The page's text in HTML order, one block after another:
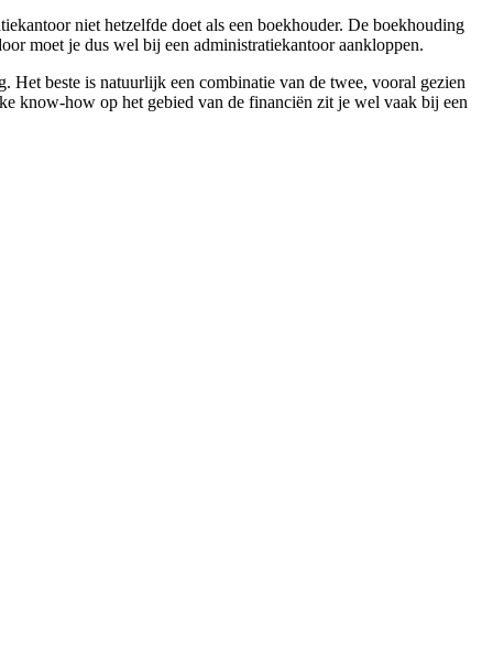
niet hetzelfde doet als een boekhouder. De boekhouding
moet je dus wel bij een administratiekantoor aankloppen.
Het beste is natuurlijk een combinatie van de twee, vooral gezien
know-how op het gebied van de financiën zit je wel vaak bij een